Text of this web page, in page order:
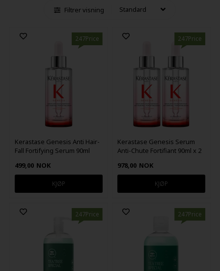
Filtrer visning
247Price
Kerastase Genesis Anti Hair-
Fall Fortifying Serum 90ml
499,00 NOK
247Price
Kerastase Genesis Serum
Anti-Chute Fortifiant 90ml x 2
978,00 NOK
247Price 247Price